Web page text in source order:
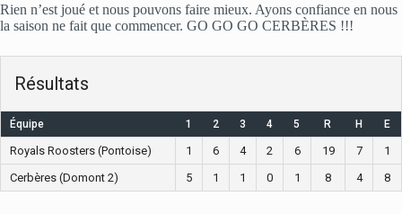
Rien n’est joué et nous pouvons faire mieux. Ayons confiance en nous
la saison ne fait que commencer. GO GO GO CERBÈRES !!!
Résultats
Équipe 1 2 3 4 5 R H E
Royals Roosters (Pontoise) 1 6 4 2 6 19 7
1
Cerbères (Domont 2)
5 1 1 0 1 8 4 8